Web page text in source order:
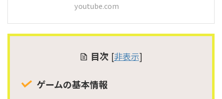
youtube.com
目次 [非表示]
ゲームの基本情報